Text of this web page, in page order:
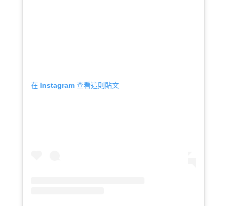
在 Instagram 查看這則貼文